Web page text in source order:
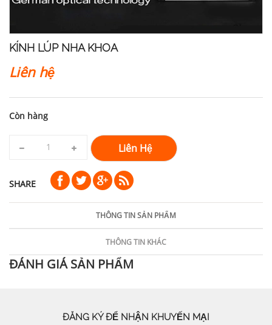
KÍNH LÚP NHA KHOA
Liên hệ
Còn hàng
Liên Hệ
SHARE
THÔNG TIN SẢN PHẨM
THÔNG TIN KHÁC
ĐÁNH GIÁ SẢN PHẨM
ĐĂNG KÝ ĐỂ NHẬN KHUYẾN MẠI